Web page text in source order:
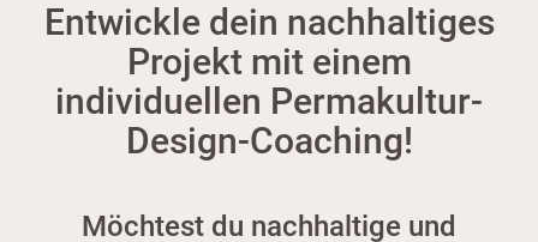
Entwickle dein nachhaltiges
Projekt mit einem
individuellen Permakultur-
Design-Coaching!
Möchtest du nachhaltige und